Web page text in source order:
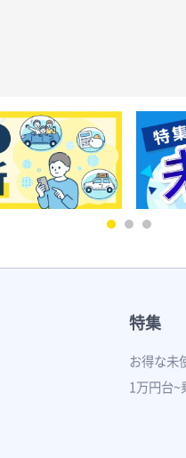
特集
お得な未
1万円台~